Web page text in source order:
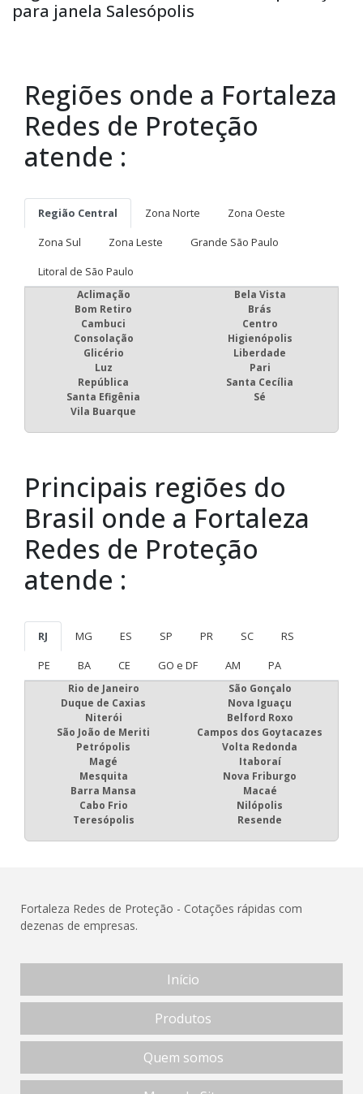
para janela Salesópolis
Regiões onde a Fortaleza
Redes de Proteção
atende :
Região Central Zona Norte
Zona Oeste
Zona Sul
Zona Leste
Grande São Paulo
Litoral de São Paulo
Aclimação
Bela Vista
Bom Retiro
Brás
Cambuci
Centro
Consolação
Higienópolis
Glicério
Liberdade
Luz
Pari
República
Santa Cecília
Santa Efigênia
Sé
Vila Buarque
Principais regiões do
Brasil onde a Fortaleza
Redes de Proteção
atende :
RJ MG ES SP PR SC
RS
PE
BA CE GO e DF AM PA
Rio de Janeiro
São Gonçalo
Duque de Caxias
Nova Iguaçu
Niterói
Belford Roxo
São João de Meriti
Campos dos Goytacazes
Petrópolis
Volta Redonda
Magé
Itaboraí
Mesquita
Nova Friburgo
Barra Mansa
Macaé
Cabo Frio
Nilópolis
Teresópolis
Resende
Fortaleza Redes de Proteção - Cotações rápidas com
dezenas de empresas.
Início
Produtos
Quem somos